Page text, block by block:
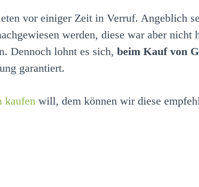
vor einiger Zeit in Verruf. Angeblich
werden, diese war aber
Dennoch lohnt es sich, beim Kauf von
garantiert.
kaufen will, dem können wir diese